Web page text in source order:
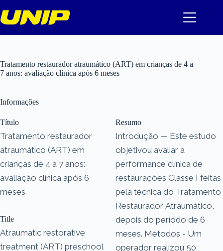
para
o
Tratamento restaurador atraumático (ART) em crianças de 4 a
7 anos: avaliação clínica após 6 meses
Informações
Título
Tratamento restaurador
atraumático (ART) em
crianças de 4 a 7 anos:
avaliação clínica após 6
meses
Title
Atraumatic restorative
treatment (ART) preschool
Resumo
Introdução — Este estudo
objetivou avaliar a
performance clínica de
restaurações Classe I feitas
pela técnica do Tratamento
Restaurador Atraumático,
depois do período de 6
meses. Métodos - Um
operador realizou 50